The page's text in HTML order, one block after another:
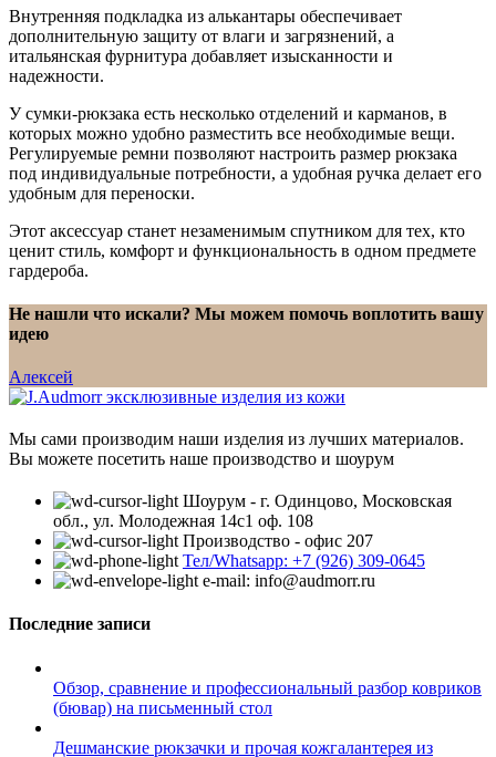
Внутренняя подкладка из алькантары обеспечивает
дополнительную защиту от влаги и загрязнений, а
итальянская фурнитура добавляет изысканности и
надежности.
У сумки-рюкзака есть несколько отделений и карманов, в
которых можно удобно разместить все необходимые вещи.
Регулируемые ремни позволяют настроить размер рюкзака
под индивидуальные потребности, а удобная ручка делает его
удобным для переноски.
Этот аксессуар станет незаменимым спутником для тех, кто
ценит стиль, комфорт и функциональность в одном предмете
гардероба.
Не нашли что искали? Мы можем помочь воплотить вашу
идею
Алексей
Мы сами производим наши изделия из лучших материалов.
Вы можете посетить наше производство и шоурум
Шоурум - г. Одинцово, Московская
обл., ул. Молодежная 14с1 оф. 108
Производство - офис 207
Тел/Whatsapp: +7 (926) 309-0645
e-mail: info@audmorr.ru
Последние записи
Обзор, сравнение и профессиональный разбор ковриков
(бювар) на письменный стол
Дешманские рюкзачки и прочая кожгалантерея из